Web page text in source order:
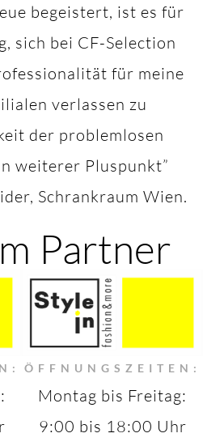
begeistert, ist es für
sich bei CF-Selection
für meine
verlassen zu
der problemlosen
weiterer Pluspunkt”
Schrankraum Wien.
Partner
ÖFFNUNGSZEITEN:
Montag bis Freitag:
9:00 bis 18:00 Uhr